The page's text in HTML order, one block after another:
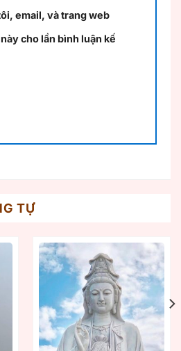
email, và trang web
cho lần bình luận kế
TỰ